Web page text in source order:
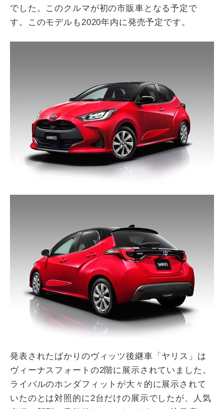
でした。このクルマが初の市販車となる予定で
す。このモデルも2020年内に発売予定です。
発表されたばかりのヴィッツ後継車「ヤリス」は
ヴィーナスフォートの2階に展示されていました。
ライバルのホンダフィットが大々的に展示されて
いたのとは対照的に2台だけの展示でしたが、人気